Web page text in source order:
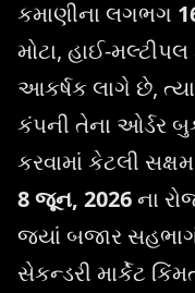
કમાણીના લગભગ
મોટા, હાઈ-
આકર્ષક લાગે છે,
કંપની તેના ઓર્ડર
કરવામાં કેટલી
8 જૂન, 2026ના
જ્યાં બજાર
સેકન્ડરી માર્કેટ